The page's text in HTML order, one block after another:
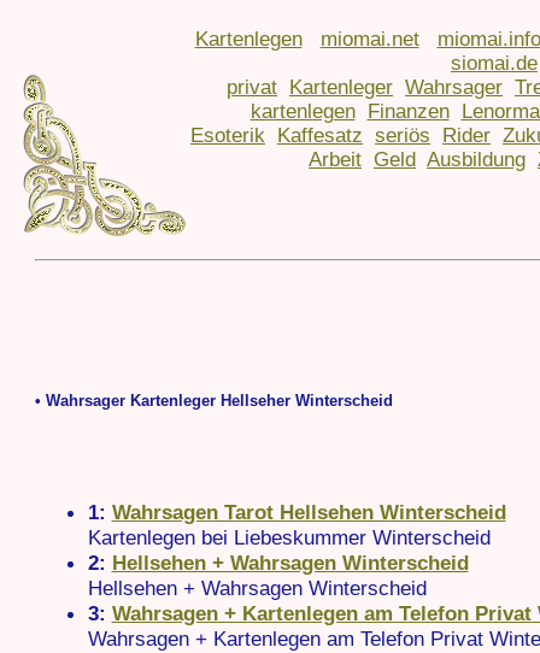
Kartenlegen miomai.net
miomai.info
siomai.de
privat
Kartenleger Wahrsager
kartenlegen
Finanzen
Esoterik
Kaffesatz seriös Rider
Arbeit Geld Ausbildung
• Wahrsager Kartenleger Hellseher Winterscheid
1: Wahrsagen Tarot Hellsehen Winterscheid
Kartenlegen bei Liebeskummer Winterscheid
2: Hellsehen + Wahrsagen Winterscheid
Hellsehen + Wahrsagen Winterscheid
3: Wahrsagen + Kartenlegen am Telefon
Wahrsagen + Kartenlegen am Telefon Privat